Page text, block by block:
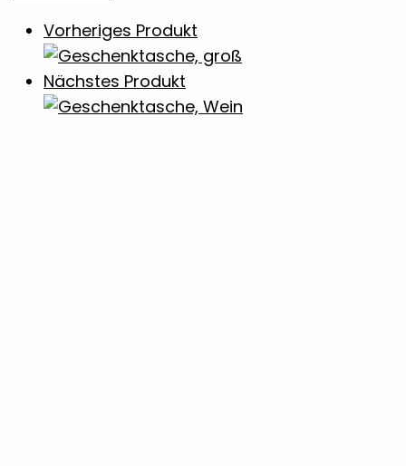
Vorheriges Produkt
Nächstes Produkt